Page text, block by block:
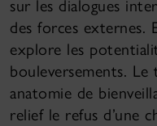
sur les dialogues
des forces externes.
explore les
bouleversements.
anatomie de
relief le refus d’une